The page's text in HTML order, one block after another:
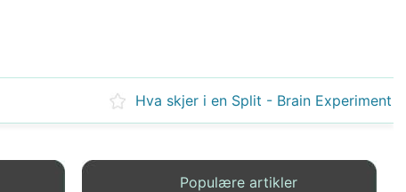
Hva skjer i en Split - Brain Experiment
Populære artikler